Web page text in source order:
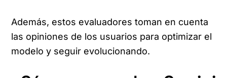
Además, estos evaluadores toman en cuenta
las opiniones de los usuarios para optimizar el
modelo y seguir evolucionando.